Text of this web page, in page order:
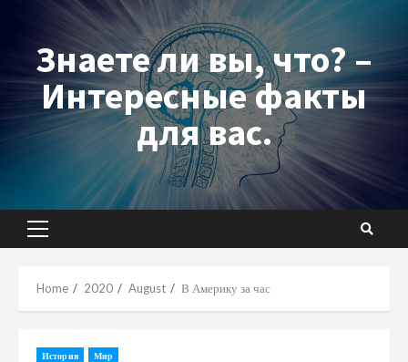
contentЗнаете ли вы, что? –
Интересные факты
для вас.
Primary
Home 2020 August В Америку за час
История Мир